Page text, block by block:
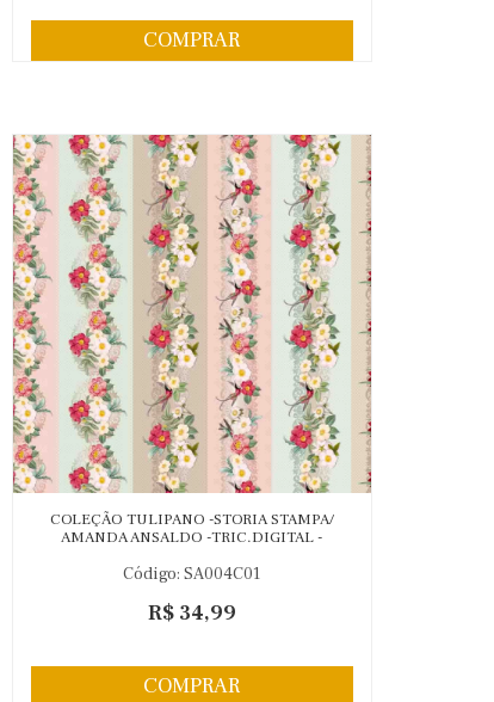
COMPRAR
COLEÇÃO TULIPANO -STORIA STAMPA/
AMANDA ANSALDO -TRIC.DIGITAL -
Código: SA004C01
R$ 34,99
COMPRAR